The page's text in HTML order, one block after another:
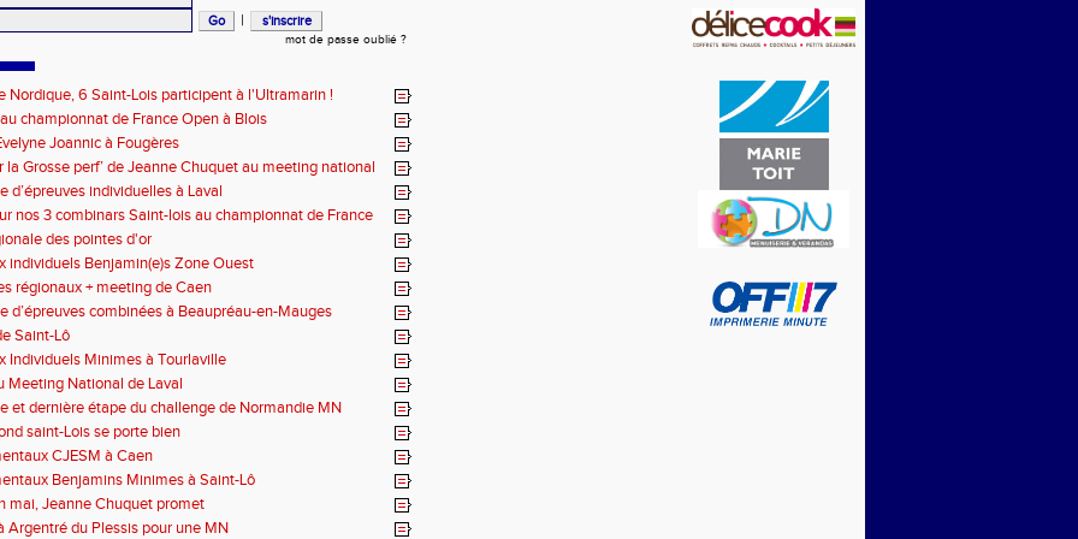
|
mot de passe oublié ?
Nordique, 6 Saint-Lois participent à l'Ultramarin !
championnat de France Open à Blois
Joannic à Fougères
la Grosse perf’ de Jeanne Chuquet au meeting national
d’épreuves individuelles à Laval
nos 3 combinars Saint-lois au championnat de France
en-Provence
des pointes d'or
individuels Benjamin(e)s Zone Ouest
régionaux + meeting de Caen
d’épreuves combinées à Beaupréau-en-Mauges
Saint-Lô
Individuels Minimes à Tourlaville
Meeting National de Laval
et dernière étape du challenge de Normandie MN
saint-Lois se porte bien
CJESM à Caen
Benjamins Minimes à Saint-Lô
mai, Jeanne Chuquet promet
Argentré du Plessis pour une MN